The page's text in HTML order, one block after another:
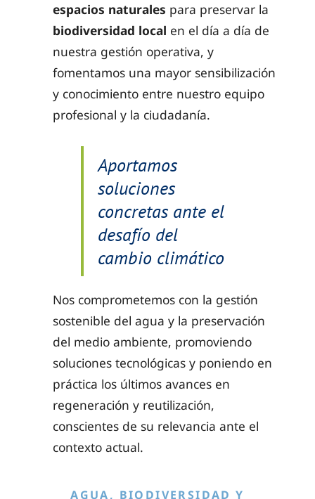
espacios naturales para preservar la
biodiversidad local en el día a día de
nuestra gestión operativa, y
fomentamos una mayor sensibilización
y conocimiento entre nuestro equipo
profesional y la ciudadanía.
Aportamos
soluciones
concretas ante el
desafío del
cambio climático
Nos comprometemos con la gestión
sostenible del agua y la preservación
del medio ambiente, promoviendo
soluciones tecnológicas y poniendo en
práctica los últimos avances en
regeneración y reutilización,
conscientes de su relevancia ante el
contexto actual.
AGUA, BIODIVERSIDAD Y